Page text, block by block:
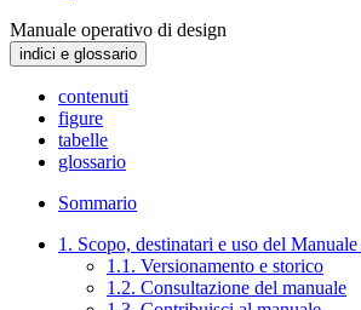
Manuale operativo di design
indici e glossario
contenuti
figure
tabelle
glossario
Sommario
1. Scopo, destinatari e uso del
1.1. Versionamento e storico
1.2. Consultazione del manuale